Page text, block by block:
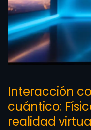
Interacción
cuántico:
realidad